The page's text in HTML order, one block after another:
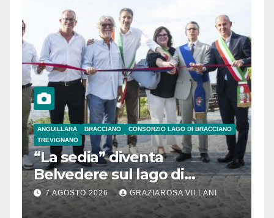
ANGUILLARA BRACCIANO
CONSORZIO LAGO DI BRACCIANO
TREVIGNANO
“La sedia” diventa
Belvedere sul lago di
Bracciano: ieri
l’inaugurazione
7 AGOSTO 2026 GRAZIAROSA VILLANI